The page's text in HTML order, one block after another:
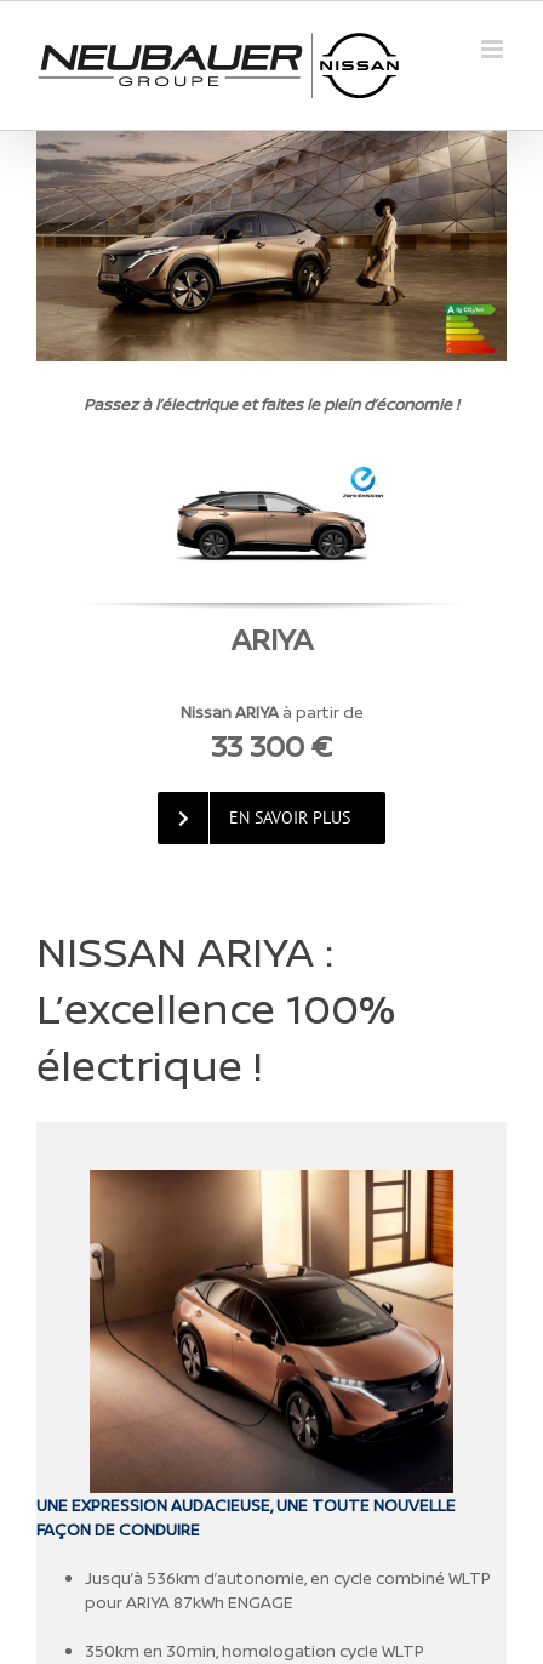
contenu
Passez à l’électrique et faites le plein d’économie !
ARIYA
Nissan ARIYAà partir de
33 300 €
EN SAVOIR PLUS
NISSAN ARIYA :
L’excellence 100%
électrique !
UNE EXPRESSION AUDACIEUSE, UNE TOUTE NOUVELLE
FAÇON DE CONDUIRE
Jusqu’à 536km d’autonomie, en cycle combiné WLTP
pour ARIYA 87kWh ENGAGE
350km en 30min, homologation cycle WLTP